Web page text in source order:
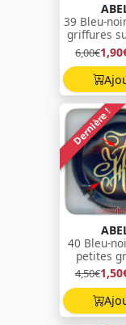
39 Bleu-
griffures
6,00€
Dernière !
40 Bleu-
petites
4,50€